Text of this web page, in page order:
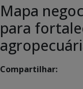
Mapa
para
Compartilhar: